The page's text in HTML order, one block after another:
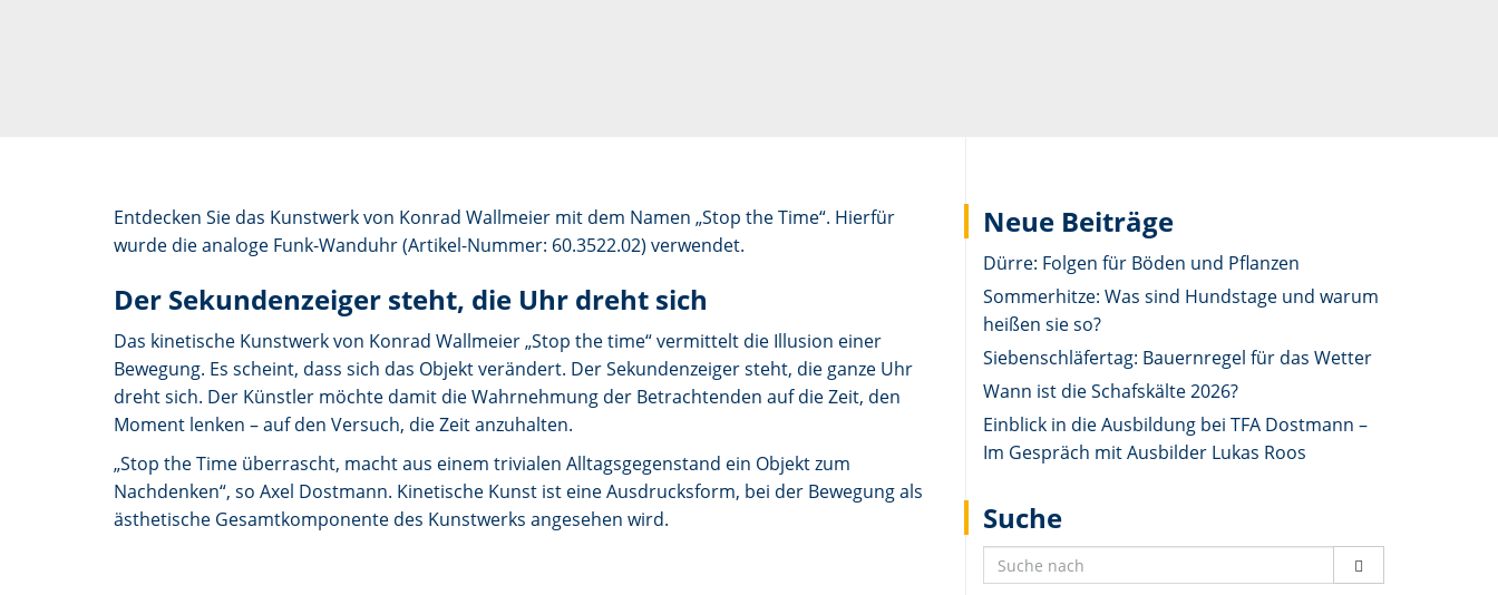
Entdecken Sie das Kunstwerk von Konrad Wallmeier mit dem Namen „Stop the Time“. Hierfür
wurde die analoge Funk-Wanduhr (Artikel-Nummer: 60.3522.02) verwendet.
Der Sekundenzeiger steht, die Uhr dreht sich
Das kinetische Kunstwerk von Konrad Wallmeier „Stop the time“ vermittelt die Illusion einer
Bewegung. Es scheint, dass sich das Objekt verändert. Der Sekundenzeiger steht, die ganze Uhr
dreht sich. Der Künstler möchte damit die Wahrnehmung der Betrachtenden auf die Zeit, den
Moment lenken – auf den Versuch, die Zeit anzuhalten.
„Stop the Time überrascht, macht aus einem trivialen Alltagsgegenstand ein Objekt zum
Nachdenken“, so Axel Dostmann. Kinetische Kunst ist eine Ausdrucksform, bei der Bewegung als
ästhetische Gesamtkomponente des Kunstwerks angesehen wird.
Neue Beiträge
Dürre: Folgen für Böden und Pflanzen
Sommerhitze: Was sind Hundstage und warum
heißen sie so?
Siebenschläfertag: Bauernregel für das Wetter
Wann ist die Schafskälte 2026?
Einblick in die Ausbildung bei TFA Dostmann –
Im Gespräch mit Ausbilder Lukas Roos
Suche